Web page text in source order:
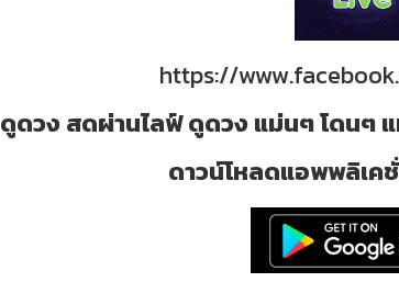
https://
ดูดวง สดผ่านไลฟ์ ดูดวง แม่นๆ โดนๆ
ดาวน์โหลดแอพพลิเค